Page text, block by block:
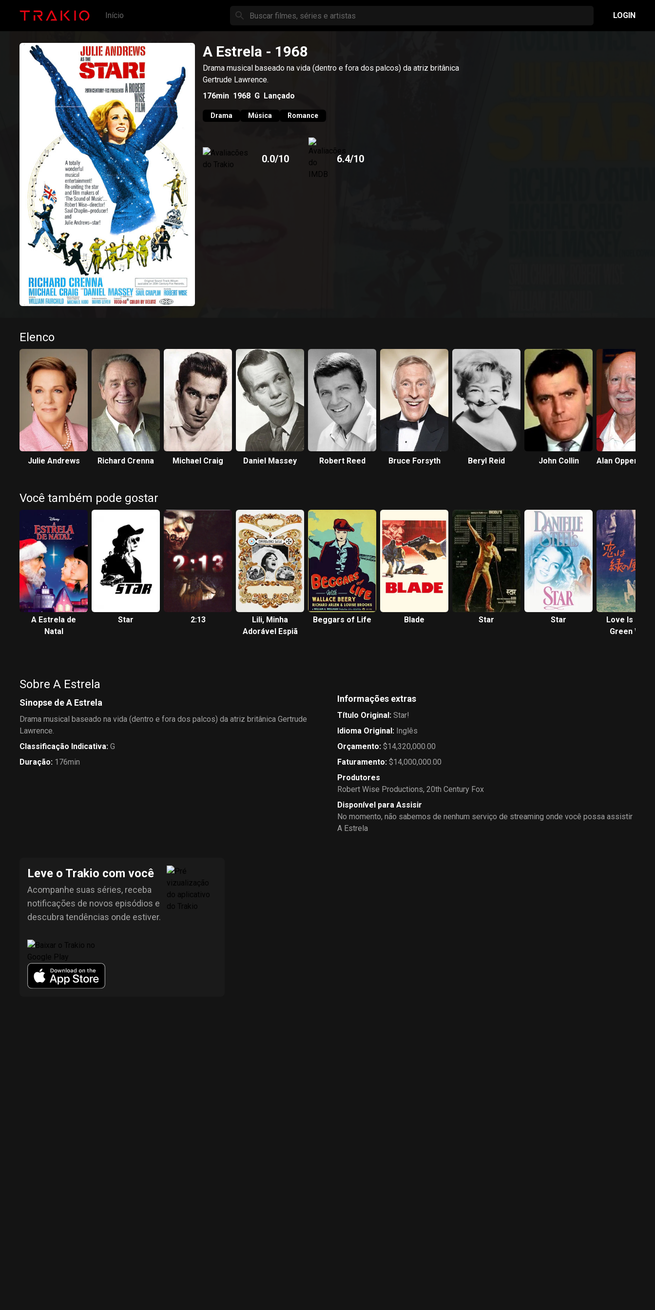
Início LOGIN
A Estrela - 1968
Drama musical baseado na vida (dentro e fora dos palcos) da atriz britânica
Gertrude Lawrence.
176min 1968 G Lançado
Drama Música Romance
0.0/10 6.4/10
Elenco
Julie Andrews Richard Crenna Michael Craig Daniel Massey Robert Reed Bruce Forsyth Beryl Reid John Collin Alan
Você também pode gostar
A Estrela de
Natal
Star 2:13
Lili, Minha
Adorável Espiã
Beggars of Life Blade Star Star
Love Is in the
Green Wind
Sobre A Estrela
Sinopse de A Estrela
Drama musical baseado na vida (dentro e fora dos palcos) da atriz britânica Gertrude
Lawrence.
Classificação Indicativa: G
Duração: 176min
Informações extras
Título Original: Star!
Idioma Original: Inglês
Orçamento: $14,320,000.00
Faturamento: $14,000,000.00
Produtores
Robert Wise Productions, 20th Century Fox
Disponível para Assisir
No momento, não sabemos de nenhum serviço de streaming onde você possa assistir
A Estrela
Leve o Trakio com você
Acompanhe suas séries, receba
notificações de novos episódios e
descubra tendências onde estiver.